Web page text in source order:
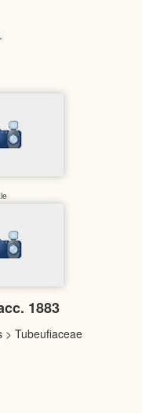
.
1883
> Tubeufiaceae